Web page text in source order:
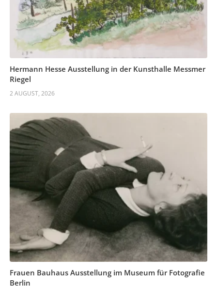
Hermann Hesse Ausstellung in der Kunsthalle Messmer
Riegel
2 AUGUST, 2026
Frauen Bauhaus Ausstellung im Museum für Fotografie
Berlin